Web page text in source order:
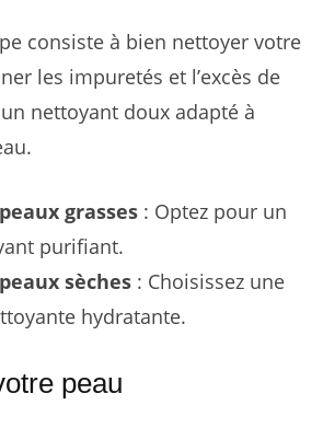
consiste à bien nettoyer votre
les impuretés et l’excès de
nettoyant doux adapté à
grasses : Optez pour un
purifiant.
sèches : Choisissez une
hydratante.
peau